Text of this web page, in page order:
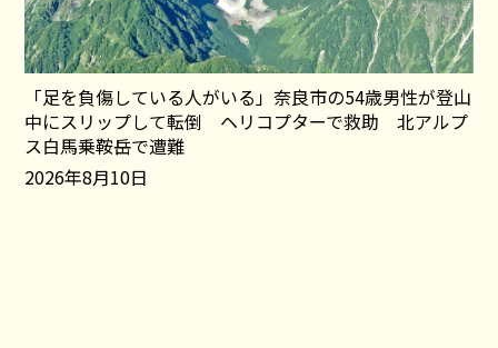
「足を負傷している人がいる」奈良市の54歳男性が登山
中にスリップして転倒 ヘリコプターで救助 北アルプ
ス白馬乗鞍岳で遭難
2026年8月10日